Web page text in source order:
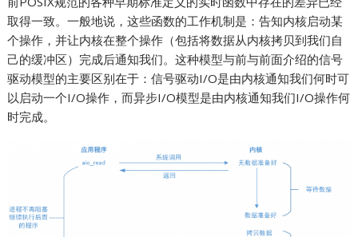
取得一致。一般地说，这些函数的工作机制是：告知内核启动某
个操作，并让内核在整个操作（包括将数据从内核拷贝到我们自
己的缓冲区）完成后通知我们。这种模型与前与前面介绍的信号
驱动模型的主要区别在于：信号驱动I/O是由内核通知我们何时可
以启动一个I/O操作，而异步I/O模型是由内核通知我们I/O操作何
时完成。